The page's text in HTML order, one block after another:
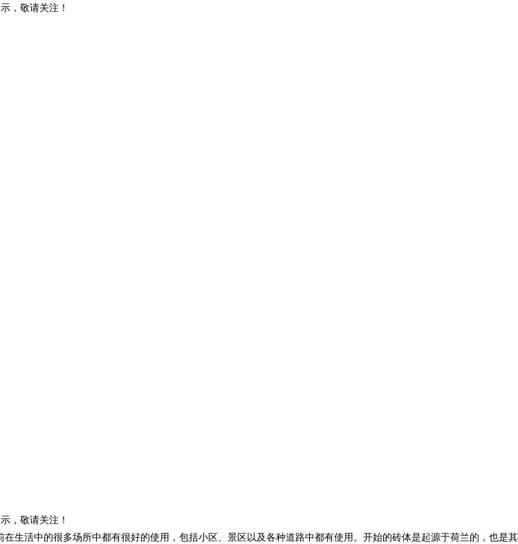
，敬请关注！
，敬请关注！
生活中的很多场所中都有很好的使用，包括小区、景区以及各种道路中都有使用。开始的砖体是起源于荷兰的，也是其